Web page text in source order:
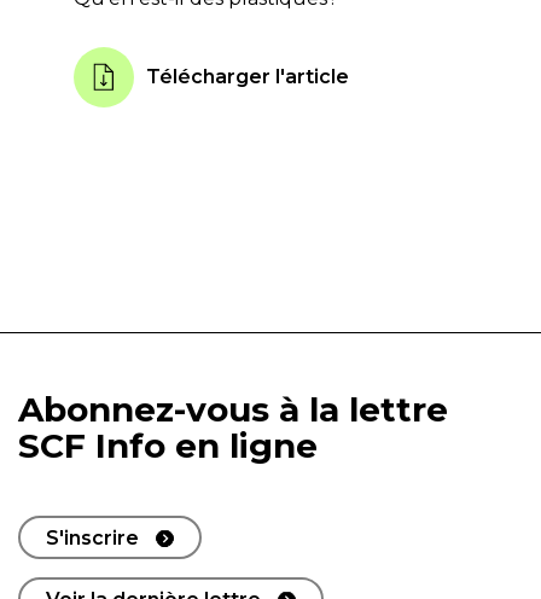
Télécharger l'article
Abonnez-vous à la lettre
SCF Info en ligne
S'inscrire